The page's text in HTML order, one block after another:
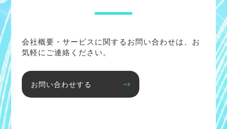
会社概要・サービスに関するお問い合わせは、お
気軽にご連絡ください。
お問い合わせする